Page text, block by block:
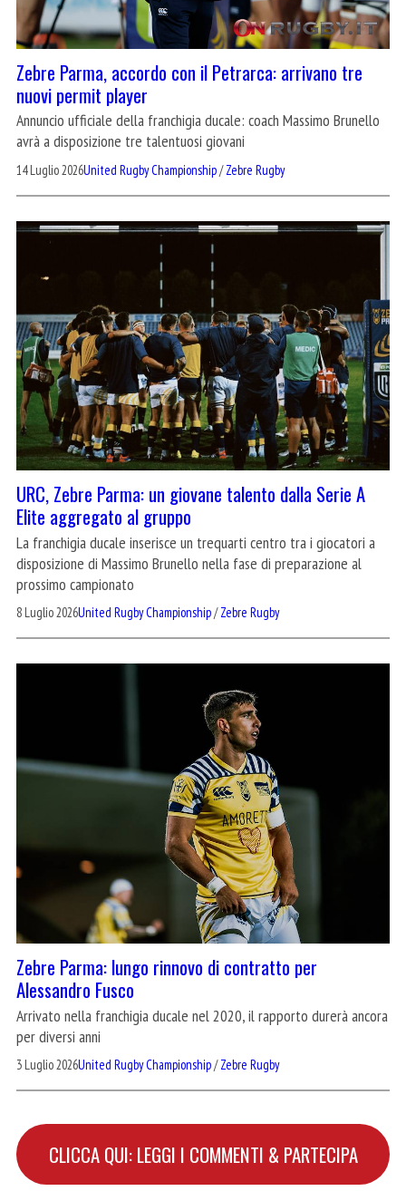
Zebre Parma, accordo con il Petrarca: arrivano tre
nuovi permit player
Annuncio ufficiale della franchigia ducale: coach Massimo Brunello
avrà a disposizione tre talentuosi giovani
14 Luglio 2026United Rugby Championship/Zebre Rugby
URC, Zebre Parma: un giovane talento dalla Serie A
Elite aggregato al gruppo
La franchigia ducale inserisce un trequarti centro tra i giocatori a
disposizione di Massimo Brunello nella fase di preparazione al
prossimo campionato
8 Luglio 2026United Rugby Championship/Zebre Rugby
Zebre Parma: lungo rinnovo di contratto per
Alessandro Fusco
Arrivato nella franchigia ducale nel 2020, il rapporto durerà ancora
per diversi anni
3 Luglio 2026United Rugby Championship/Zebre Rugby
CLICCA QUI: LEGGI I COMMENTI & PARTECIPA